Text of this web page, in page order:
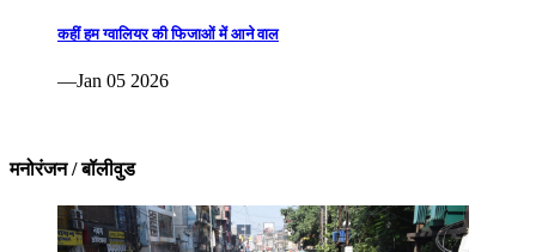
कहीं हम ग्वालियर की फिजाओं में आने वाल
—Jan 05 2026
मनोरंजन / बॉलीवुड